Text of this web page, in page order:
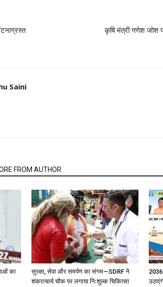
कृषि मंत्री गणेश जोश
Saini
FROM AUTHOR
का
सुरक्षा, सेवा और समर्पण का संगम—SDRF ने
शंकराचार्य चौक पर लगाया निःशुल्क चिकित्सा